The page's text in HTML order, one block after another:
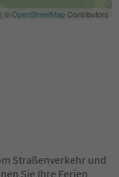
| ©OpenStreetMapContributors
Straßenverkehr und
Sie Ihre Ferien